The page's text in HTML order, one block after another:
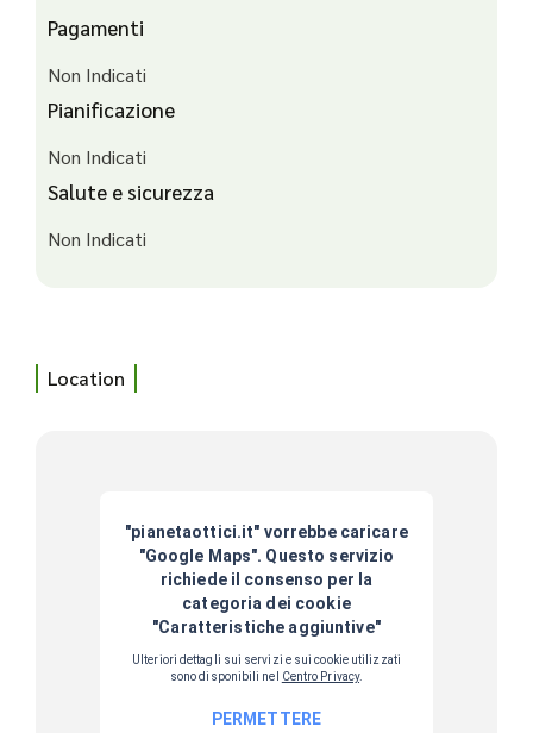
Pagamenti
Non Indicati
Pianificazione
Non Indicati
Salute e sicurezza
Non Indicati
Location